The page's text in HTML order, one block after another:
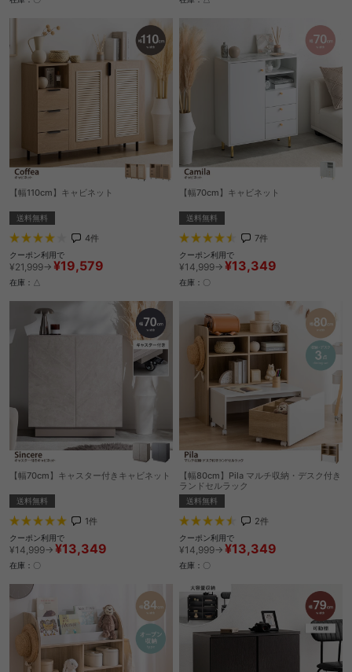
【幅110cm】キャビネット
送料無料
4件
クーポン利用で
¥21,999→ ¥19,579
在庫：△
【幅70cm】キャビネット
送料無料
7件
クーポン利用で
¥14,999→ ¥13,349
在庫：〇
【幅70cm】キャスター付きキャビネット
送料無料
1件
クーポン利用で
¥14,999→ ¥13,349
在庫：〇
【幅80cm】Pila マルチ収納・デスク付き
ランドセルラック
送料無料
2件
クーポン利用で
¥14,999→ ¥13,349
在庫：〇